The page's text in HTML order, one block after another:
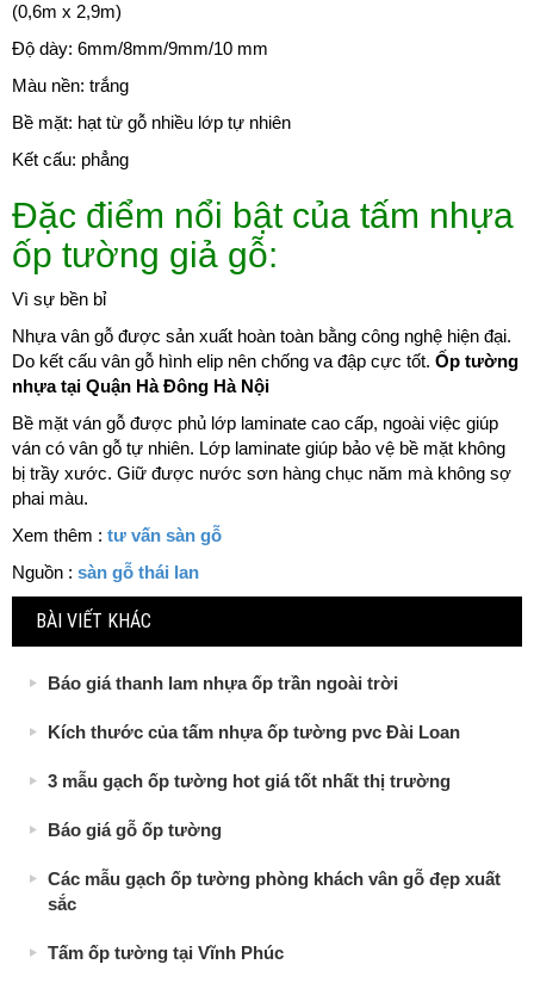
(0,6m x 2,9m)
Độ dày: 6mm/8mm/9mm/10 mm
Màu nền: trắng
Bề mặt: hạt từ gỗ nhiều lớp tự nhiên
Kết cấu: phẳng
Đặc điểm nổi bật của tấm nhựa
ốp tường giả gỗ:
Vì sự bền bỉ
Nhựa vân gỗ được sản xuất hoàn toàn bằng công nghệ hiện đại.
Do kết cấu vân gỗ hình elip nên chống va đập cực tốt. Ốp tường
nhựa tại Quận Hà Đông Hà Nội
Bề mặt ván gỗ được phủ lớp laminate cao cấp, ngoài việc giúp
ván có vân gỗ tự nhiên. Lớp laminate giúp bảo vệ bề mặt không
bị trầy xước. Giữ được nước sơn hàng chục năm mà không sợ
phai màu.
Xem thêm : tư vấn sàn gỗ
Nguồn : sàn gỗ thái lan
BÀI VIẾT KHÁC
Báo giá thanh lam nhựa ốp trần ngoài trời
Kích thước của tấm nhựa ốp tường pvc Đài Loan
3 mẫu gạch ốp tường hot giá tốt nhất thị trường
Báo giá gỗ ốp tường
Các mẫu gạch ốp tường phòng khách vân gỗ đẹp xuất
sắc
Tấm ốp tường tại Vĩnh Phúc